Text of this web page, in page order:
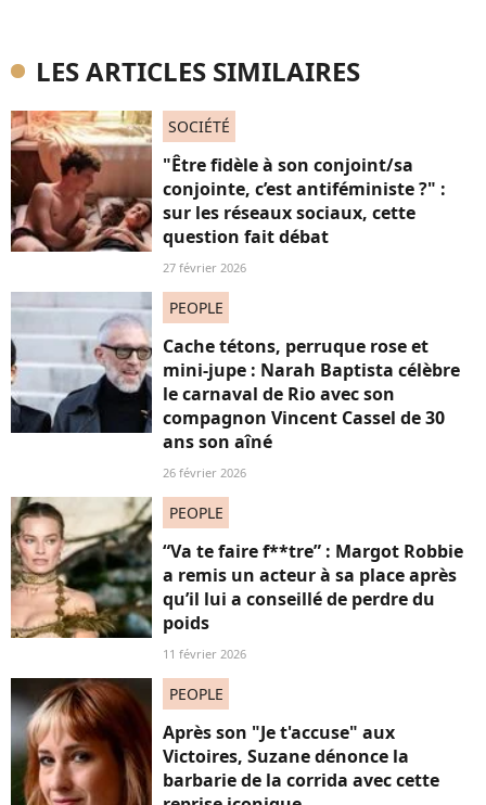
LES ARTICLES SIMILAIRES
SOCIÉTÉ
"Être fidèle à son conjoint/sa
conjointe, c’est antiféministe ?" :
sur les réseaux sociaux, cette
question fait débat
27 février 2026
PEOPLE
Cache tétons, perruque rose et
mini-jupe : Narah Baptista célèbre
le carnaval de Rio avec son
compagnon Vincent Cassel de 30
ans son aîné
26 février 2026
PEOPLE
“Va te faire f**tre” : Margot Robbie
a remis un acteur à sa place après
qu’il lui a conseillé de perdre du
poids
11 février 2026
PEOPLE
Après son "Je t'accuse" aux
Victoires, Suzane dénonce la
barbarie de la corrida avec cette